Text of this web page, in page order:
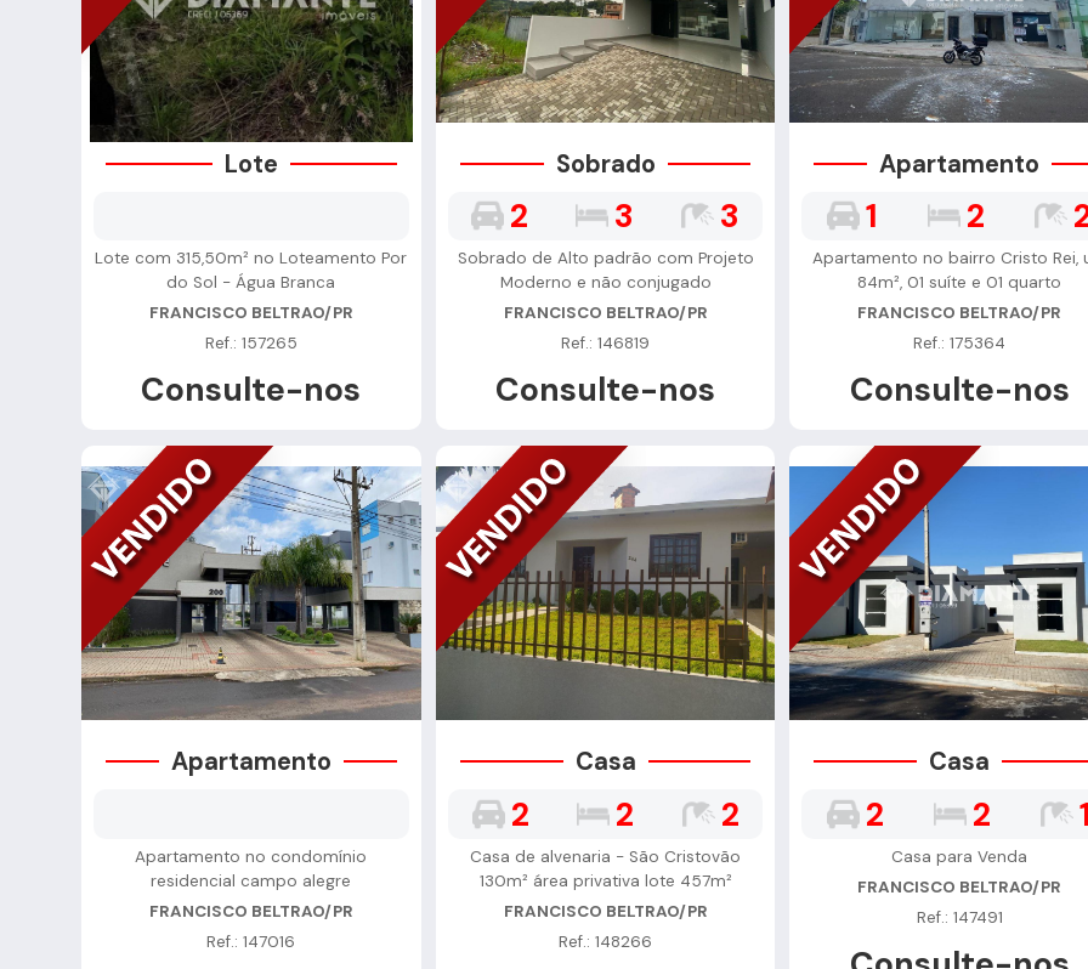
Lote
Lote com 315,50m² no Loteamento Por
do Sol - Água Branca
FRANCISCO BELTRAO/PR
Ref.: 157265
Consulte-nos
Sobrado
2 3 3
Sobrado de Alto padrão com Projeto
Moderno e não conjugado
FRANCISCO BELTRAO/PR
Ref.: 146819
Consulte-nos
Apartamento
1 2
Apartamento no bairro Cristo Rei,
84m², 01 suíte e 01 quarto
FRANCISCO BELTRAO/PR
Ref.: 175364
Consulte-nos
Apartamento
Apartamento no condomínio
residencial campo alegre
FRANCISCO BELTRAO/PR
Ref.: 147016
Casa
2 2 2
Casa de alvenaria - São Cristovão
130m² área privativa lote 457m²
FRANCISCO BELTRAO/PR
Ref.: 148266
Casa
2 2
Casa para Venda
FRANCISCO BELTRAO/PR
Ref.: 147491